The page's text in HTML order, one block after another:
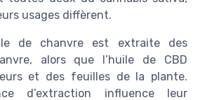
usages diffèrent.
de chanvre est extraite des
alors que l’huile de CBD
et des feuilles de la plante.
d’extraction influence leur